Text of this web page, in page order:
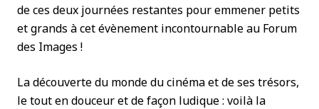
de ces deux journées restantes pour emmener petits
et grands à cet évènement incontournable au Forum
des Images !
La découverte du monde du cinéma et de ses trésors,
le tout en douceur et de façon ludique : voilà la